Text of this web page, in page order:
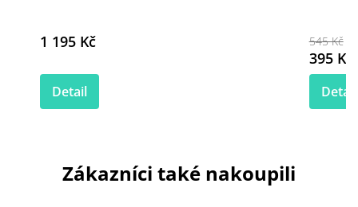
1 195 Kč
Detail
545 Kč
395 Kč
Detail
Zákazníci také nakoupili